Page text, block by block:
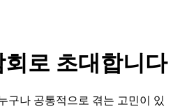
로 초대합니다
구나 공통적으로 겪는 고민이 있